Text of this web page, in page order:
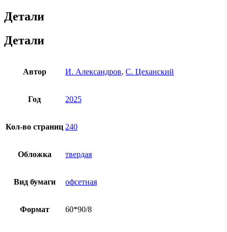
Детали
Детали
Автор И. Александров, С. Цеханский
Год 2025
Кол-во страниц 240
Обложка твердая
Вид бумаги офсетная
Формат 60*90/8